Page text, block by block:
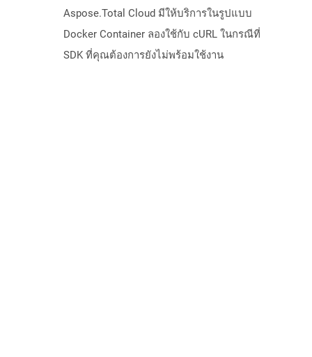
Aspose.Total Cloud มีให้บริการในรูปแบบ
Docker Container ลองใช้กับ cURL ในกรณีที่
SDK ที่คุณต้องการยังไม่พร้อมใช้งาน